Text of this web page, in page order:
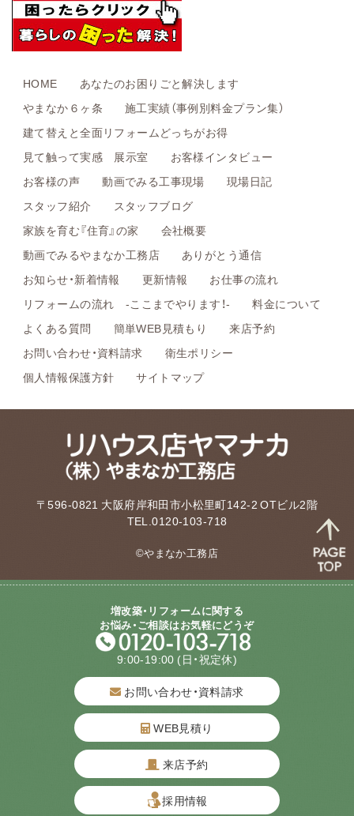
HOME
あなたのお困りごと解決します
やまなか６ヶ条
施工実績（事例別料金プラン集）
建て替えと全面リフォームどっちがお得
見て触って実感 展示室
お客様インタビュー
お客様の声
動画でみる工事現場
現場日記
スタッフ紹介
スタッフブログ
家族を育む『住育』の家
会社概要
動画でみるやまなか工務店
ありがとう通信
お知らせ・新着情報
更新情報
お仕事の流れ
リフォームの流れ -ここまでやります！-
料金について
よくある質問
簡単WEB見積もり
来店予約
お問い合わせ・資料請求
衛生ポリシー
個人情報保護方針
サイトマップ
〒596-0821 大阪府岸和田市小松里町142-2 OTビル2階
TEL.0120-103-718
©やまなか工務店
増改築・リフォームに関する
お悩み・ご相談はお気軽にどうぞ
9:00-19:00 (日・祝定休)
お問い合わせ・資料請求
WEB見積り
来店予約
採用情報